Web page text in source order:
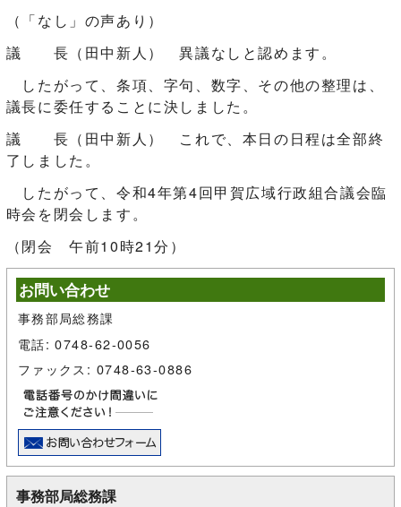
（「なし」の声あり）
議 長（田中新人） 異議なしと認めます。
したがって、条項、字句、数字、その他の整理は、
議長に委任することに決しました。
議 長（田中新人） これで、本日の日程は全部終
了しました。
したがって、令和4年第4回甲賀広域行政組合議会臨
時会を閉会します。
（閉会 午前10時21分）
お問い合わせ
事務部局総務課
電話: 0748-62-0056
ファックス: 0748-63-0886
事務部局総務課